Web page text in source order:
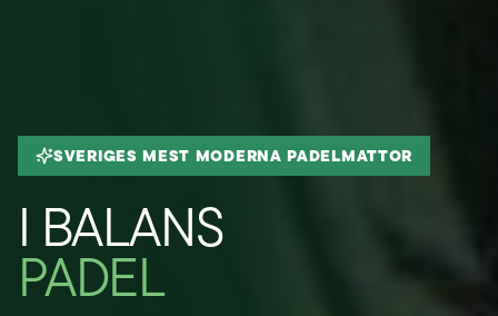
SVERIGES MEST MODERNA PADELMATTOR
I BALANS
PADEL